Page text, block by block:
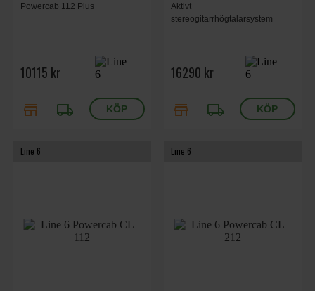
Powercab 112 Plus
10115 kr
store local_shipping
Aktivt
stereogitarrhögtalarsystem
16290 kr
store local_shipping
Line 6 Line 6